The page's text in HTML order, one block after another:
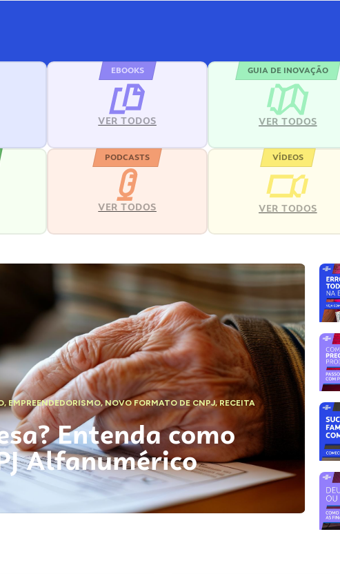
EBOOKS
VER TODOS
GUIA DE INOVAÇÃO
VER TODOS
PODCASTS
VER TODOS
VÍDEOS
VER TODOS
, EMPREENDEDORISMO,NOVO FORMATO DE CNPJ,RECEITA
Entenda como
Alfanumérico